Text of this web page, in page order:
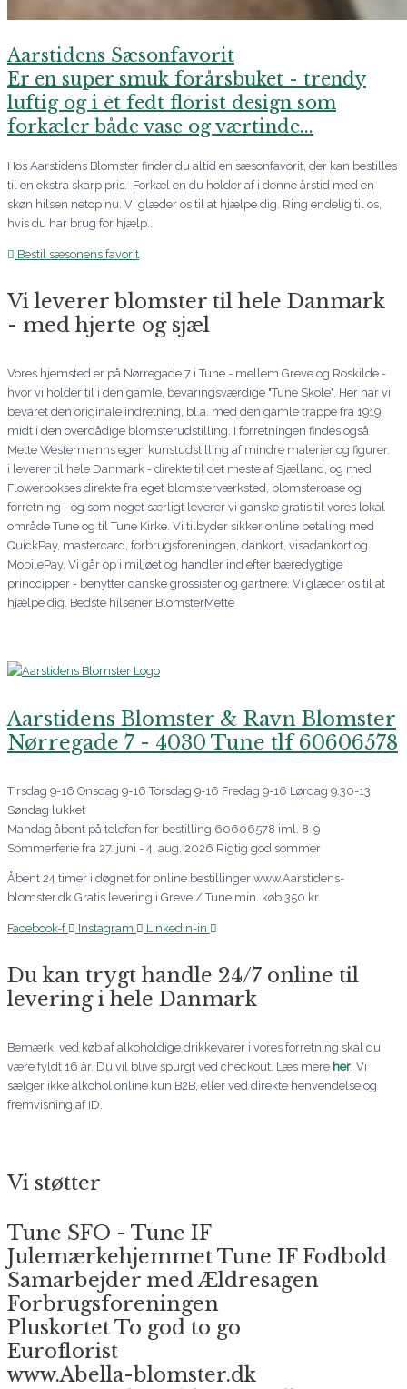
Aarstidens Sæsonfavorit
Er en super smuk forårsbuket - trendy
luftig og i et fedt florist design som
forkæler både vase og værtinde...
Hos Aarstidens Blomster finder du altid en sæsonfavorit, der kan bestilles
til en ekstra skarp pris. Forkæl en du holder af i denne årstid med en
skøn hilsen netop nu. Vi glæder os til at hjælpe dig. Ring endelig til os,
hvis du har brug for hjælp..
Bestil sæsonens favorit
Vi leverer blomster til hele Danmark
- med hjerte og sjæl
Vores hjemsted er på Nørregade 7 i Tune - mellem Greve og Roskilde -
hvor vi holder til i den gamle, bevaringsværdige "Tune Skole". Her har vi
bevaret den originale indretning, bl.a. med den gamle trappe fra 1919
midt i den overdådige blomsterudstilling. I forretningen findes også
Mette Westermanns egen kunstudstilling af mindre malerier og figurer.
i leverer til hele Danmark - direkte til det meste af Sjælland, og med
Flowerbokses direkte fra eget blomsterværksted, blomsteroase og
forretning - og som noget særligt leverer vi ganske gratis til vores lokal
område Tune og til Tune Kirke. Vi tilbyder sikker online betaling med
QuickPay, mastercard, forbrugsforeningen, dankort, visadankort og
MobilePay. Vi går op i miljøet og handler ind efter bæredygtige
princcipper - benytter danske grossister og gartnere. Vi glæder os til at
hjælpe dig. Bedste hilsener BlomsterMette
Aarstidens Blomster & Ravn Blomster
Nørregade 7 - 4030 Tune tlf 60606578
Tirsdag 9-16 Onsdag 9-16 Torsdag 9-16 Fredag 9-16 Lørdag 9.30-13
Søndag lukket
Mandag åbent på telefon for bestilling 60606578 iml. 8-9
Sommerferie fra 27. juni - 4. aug. 2026 Rigtig god sommer
Åbent 24 timer i døgnet for online bestillinger www.Aarstidens-
blomster.dk Gratis levering i Greve / Tune min. køb 350 kr.
Facebook-f Instagram Linkedin-in
Du kan trygt handle 24/7 online til
levering i hele Danmark
Bemærk, ved køb af alkoholdige drikkevarer i vores forretning skal du
være fyldt 16 år. Du vil blive spurgt ved checkout. Læs mere her. Vi
sælger ikke alkohol online kun B2B, eller ved direkte henvendelse og
fremvisning af ID.
Vi støtter
Tune SFO - Tune IF
Julemærkehjemmet Tune IF Fodbold
Samarbejder med Ældresagen
Forbrugsforeningen
Pluskortet To god to go
Euroflorist
www.Abella-blomster.dk